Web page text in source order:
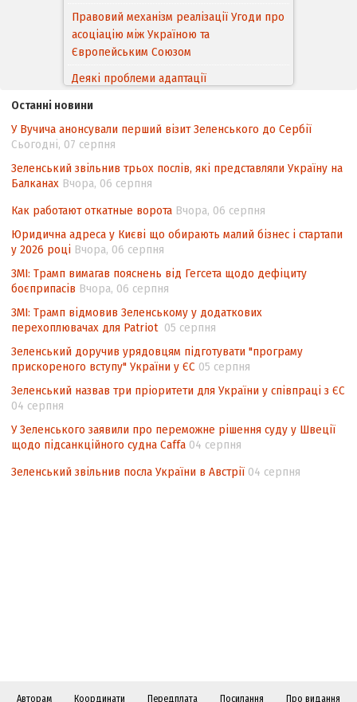
Європейським Cоюзом
Деякі проблеми адаптації
законодавства України щодо зазначення
походження товарів відповідно до
Угоди про торговельні аспекти прав
інтелектуальної власності (TRIPS) у
контексті євроінтеграції
Аналіз виборчого законодавства щодо
невизначеності механізму повторного
підрахунку голосів виборців
Інформаційна безпека суспільства
Останні новини
У Вучича анонсували перший візит Зеленського до Сербії
Сьогодні, 07 серпня
Зеленський звільнив трьох послів, які представляли Україну на
Балканах Вчора, 06 серпня
Как работают откатные ворота Вчора, 06 серпня
Юридична адреса у Києві що обирають малий бізнес і стартапи
у 2026 році Вчора, 06 серпня
ЗМІ: Трамп вимагав пояснень від Гегсета щодо дефіциту
боєприпасів Вчора, 06 серпня
ЗМІ: Трамп відмовив Зеленському у додаткових
перехоплювачах для Patriot 05 серпня
Зеленський доручив урядовцям підготувати "програму
прискореного вступу" України у ЄС 05 серпня
Зеленський назвав три пріоритети для України у співпраці з ЄС
04 серпня
У Зеленського заявили про переможне рішення суду у Швеції
щодо підсанкційного судна Caffa 04 серпня
Зеленський звільнив посла України в Австрії 04 серпня
Авторам Координати Передплата Посилання Про видання